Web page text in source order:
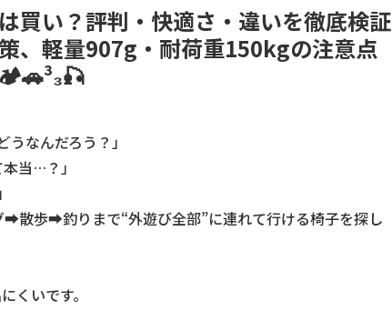
い？評判・快適さ・違いを徹底検証
、軽量907g・耐荷重150kgの注意点
なんだろう？」
当…？」
歩➡️釣りまで“外遊び全部”に連れて行ける椅子を探し
くいです。